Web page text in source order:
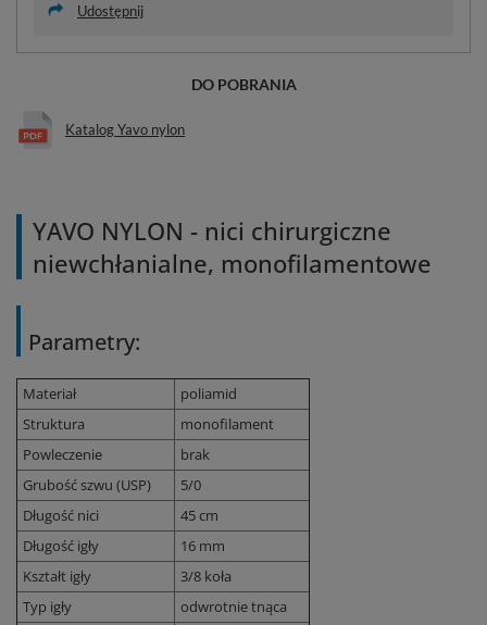
Udostępnij
DO POBRANIA
Katalog Yavo nylon
YAVO NYLON - nici chirurgiczne
niewchłanialne, monofilamentowe
Parametry:
Materiał
poliamid
Struktura
monofilament
Powleczenie
brak
Grubość szwu (USP)
5/0
Długość nici
45 cm
Długość igły
16 mm
Kształt igły
3/8 koła
Typ igły
odwrotnie tnąca